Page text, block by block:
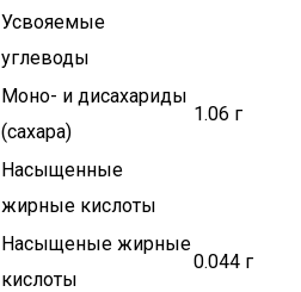
Усвояемые
углеводы
Моно- и дисахариды
(сахара)
1.06 г
Насыщенные
жирные кислоты
Насыщеные жирные
кислоты
0.044 г